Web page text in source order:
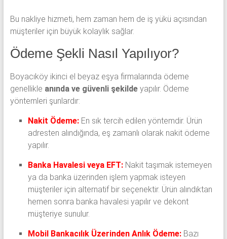
Bu nakliye hizmeti, hem zaman hem de iş yükü açısından
müşteriler için büyük kolaylık sağlar.
Ödeme Şekli Nasıl Yapılıyor?
Boyacıköy ikinci el beyaz eşya firmalarında ödeme
genellikle anında ve güvenli şekildeyapılır. Ödeme
yöntemleri şunlardır:
Nakit Ödeme:En sık tercih edilen yöntemdir. Ürün
adresten alındığında, eş zamanlı olarak nakit ödeme
yapılır.
Banka Havalesi veya EFT:Nakit taşımak istemeyen
ya da banka üzerinden işlem yapmak isteyen
müşteriler için alternatif bir seçenektir. Ürün alındıktan
hemen sonra banka havalesi yapılır ve dekont
müşteriye sunulur.
Mobil Bankacılık Üzerinden Anlık Ödeme:Bazı